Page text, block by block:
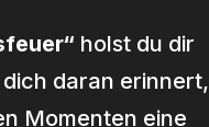
holst du dir
daran erinnert,
Momenten eine